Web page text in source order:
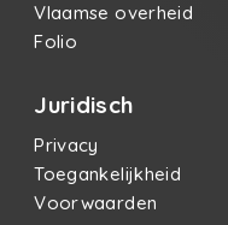
Vlaamse overheid
Folio
Juridisch
Privacy
Toegankelijkheid
Voorwaarden